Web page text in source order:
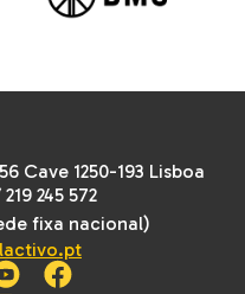
Cave 1250-193 Lisboa
219 245 572
fixa nacional)